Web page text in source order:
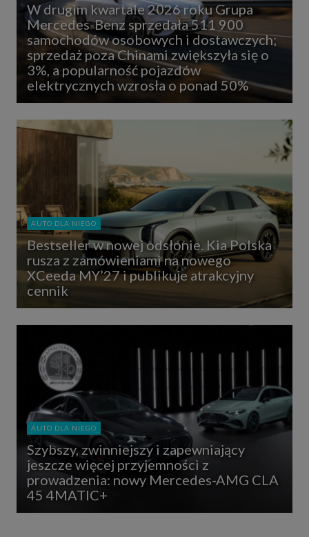
W drugim kwartale 2026 roku Grupa
Mercedes-Benz sprzedała 511 900
samochodów osobowych i dostawczych;
sprzedaż poza Chinami zwiększyła się o
3%, a popularność pojazdów
elektrycznych wzrosła o ponad 50%
AUTO DLA NIEGO
Bestseller w nowej odsłonie. Kia Polska
rusza z zamówieniami na nowego
XCeeda MY’27 i publikuje atrakcyjny
cennik
AUTO DLA NIEGO
Szybszy, zwinniejszy i zapewniający
jeszcze więcej przyjemności z
prowadzenia: nowy Mercedes-AMG CLA
45 4MATIC+